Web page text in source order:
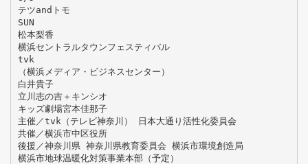
テツandトモ
SUN
松本梨香
横浜セントラルタウンフェスティバル
tvk
（横浜メディア・ビジネスセンター）
白井貴子
立川志の吉＋キンシオ
キッズ劇場宮本佳那子
主催／tvk（テレビ神奈川） 日本大通り活性化委員会
共催／横浜市中区役所
後援／神奈川県 神奈川県教育委員会 横浜市環境創造局
横浜市地球温暖化対策事業本部（予定）